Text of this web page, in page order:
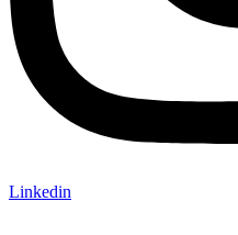
Linkedin